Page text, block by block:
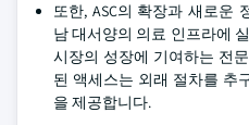
또한, ASC의 확장과 새로운
남 대서양의 의료 인프라에
시장의 성장에 기여하는 전
된 액세스는 외래 절차를 추
을 제공합니다.